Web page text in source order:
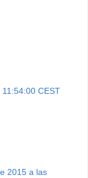
CEST
2015 a las